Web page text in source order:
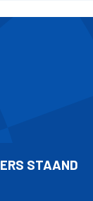
STAAND